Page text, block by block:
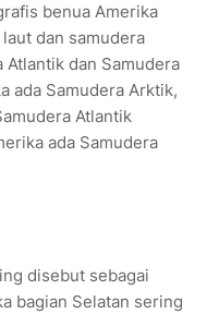
benua Amerika
dan samudera
Atlantik dan Samudera
ada Samudera Arktik,
Atlantik
ada Samudera
disebut sebagai
bagian Selatan sering